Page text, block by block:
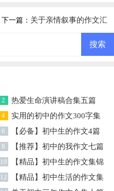
下一篇： 关于亲情叙事的作文汇
2 热爱生命演讲稿合集五篇
4
实用的初中的作文300字集
锦五篇
6 【必备】初中生的作文4篇
8 【推荐】初中的我作文七篇
10
【精品】初中生的作文集锦
6篇
12
【精品】初中生活的作文集